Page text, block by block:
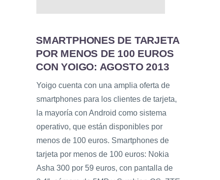
SMARTPHONES DE TARJETA
POR MENOS DE 100 EUROS
CON YOIGO: AGOSTO 2013
Yoigo cuenta con una amplia oferta de
smartphones para los clientes de tarjeta,
la mayoría con Android como sistema
operativo, que están disponibles por
menos de 100 euros. Smartphones de
tarjeta por menos de 100 euros: Nokia
Asha 300 por 59 euros, con pantalla de